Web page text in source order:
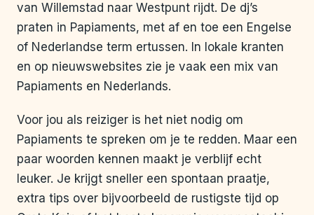
van Willemstad naar Westpunt rijdt. De dj’s
praten in Papiaments, met af en toe een Engelse
of Nederlandse term ertussen. In lokale kranten
en op nieuwswebsites zie je vaak een mix van
Papiaments en Nederlands.
Voor jou als reiziger is het niet nodig om
Papiaments te spreken om je te redden. Maar een
paar woorden kennen maakt je verblijf echt
leuker. Je krijgt sneller een spontaan praatje,
extra tips over bijvoorbeeld de rustigste tijd op